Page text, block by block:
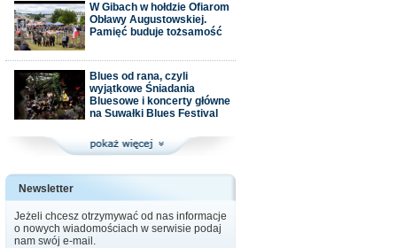
W Gibach w hołdzie Ofiarom
Obławy Augustowskiej.
Pamięć buduje tożsamość
Blues od rana, czyli
wyjątkowe Śniadania
Bluesowe i koncerty główne
na Suwałki Blues Festival
Newsletter
Jeżeli chcesz otrzymywać od nas informacje
o nowych wiadomościach w serwisie podaj
nam swój e-mail.